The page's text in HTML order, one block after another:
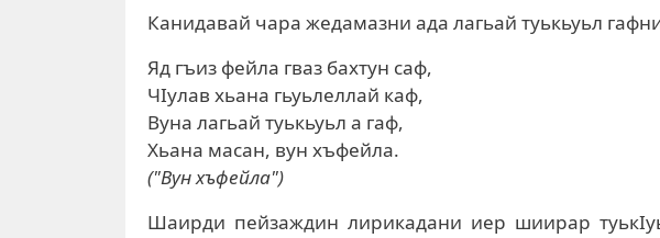
Канидавай чара жедамазни ада лагьай туькьуьл
Яд гъиз фейла гваз бахтун саф,
ЧIулав хьана гьуьлеллай каф,
Вуна лагьай туькьуьл а гаф,
Хьана масан, вун хъфейла.
("Вун хъфейла")
Шаирди пейзаждин лирикадани иер шиирар